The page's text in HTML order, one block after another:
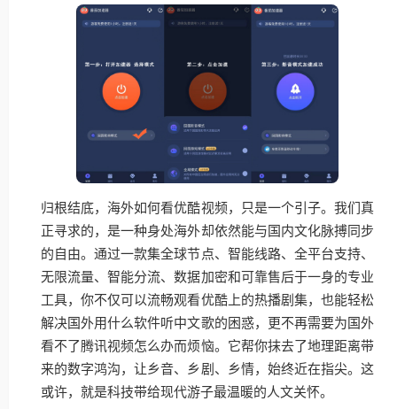
归根结底，海外如何看优酷视频，只是一个引子。我们真
正寻求的，是一种身处海外却依然能与国内文化脉搏同步
的自由。通过一款集全球节点、智能线路、全平台支持、
无限流量、智能分流、数据加密和可靠售后于一身的专业
工具，你不仅可以流畅观看优酷上的热播剧集，也能轻松
解决国外用什么软件听中文歌的困惑，更不再需要为国外
看不了腾讯视频怎么办而烦恼。它帮你抹去了地理距离带
来的数字鸿沟，让乡音、乡剧、乡情，始终近在指尖。这
或许，就是科技带给现代游子最温暖的人文关怀。